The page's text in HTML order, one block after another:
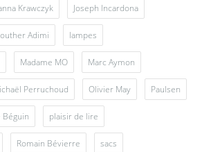
Krawczyk Joseph Incardona
Adimi lampes
Madame MO Marc Aymon
Perruchoud Olivier May Paulsen
Béguin plaisir de lire
Romain Bévierre sacs